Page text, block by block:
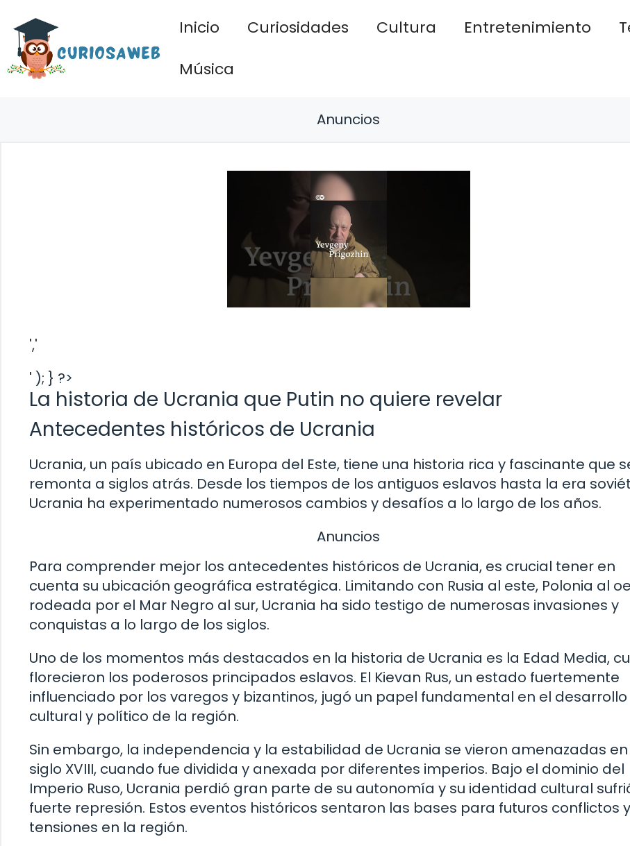
contenido
Inicio Curiosidades Cultura Entretenimiento
Música
Anuncios
','
' ); } ?>
La historia de Ucrania que Putin no quiere revelar
Antecedentes históricos de Ucrania
Ucrania, un país ubicado en Europa del Este, tiene una historia rica y fascinante que
remonta a siglos atrás. Desde los tiempos de los antiguos eslavos hasta la era
Ucrania ha experimentado numerosos cambios y desafíos a lo largo de los años.
Anuncios
Para comprender mejor los antecedentes históricos de Ucrania, es crucial tener en
cuenta su ubicación geográfica estratégica. Limitando con Rusia al este, Polonia al
rodeada por el Mar Negro al sur, Ucrania ha sido testigo de numerosas invasiones y
conquistas a lo largo de los siglos.
Uno de los momentos más destacados en la historia de Ucrania es la Edad Media,
florecieron los poderosos principados eslavos. El Kievan Rus, un estado fuertemente
influenciado por los varegos y bizantinos, jugó un papel fundamental en el desarrollo
cultural y político de la región.
Sin embargo, la independencia y la estabilidad de Ucrania se vieron amenazadas
siglo XVIII, cuando fue dividida y anexada por diferentes imperios. Bajo el dominio del
Imperio Ruso, Ucrania perdió gran parte de su autonomía y su identidad cultural
fuerte represión. Estos eventos históricos sentaron las bases para futuros conflictos y
tensiones en la región.